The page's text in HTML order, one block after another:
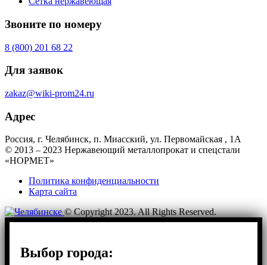
Звоните по номеру
8 (800) 201 68 22
Для заявок
zakaz@wiki-prom24.ru
Адрес
Россия, г. Челябинск, п. Миасский, ул. Первомайская , 1А
© 2013 – 2023 Нержавеющий металлопрокат и спецстали
«НОРМЕТ»
Политика конфиденциальности
Карта сайта
© Copyright 2023. All Rights Reserved.
Выбор города: